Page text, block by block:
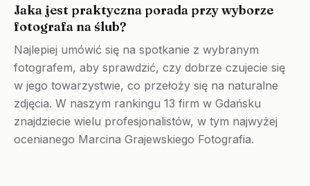
Jaka jest praktyczna porada przy wyborze
fotografa na ślub?
Najlepiej umówić się na spotkanie z wybranym
fotografem, aby sprawdzić, czy dobrze czujecie się
w jego towarzystwie, co przełoży się na naturalne
zdjęcia. W naszym rankingu 13 firm w Gdańsku
znajdziecie wielu profesjonalistów, w tym najwyżej
ocenianego Marcina Grajewskiego Fotografia.